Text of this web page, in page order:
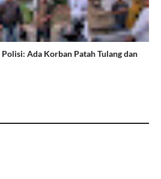
Ada Korban Patah Tulang dan